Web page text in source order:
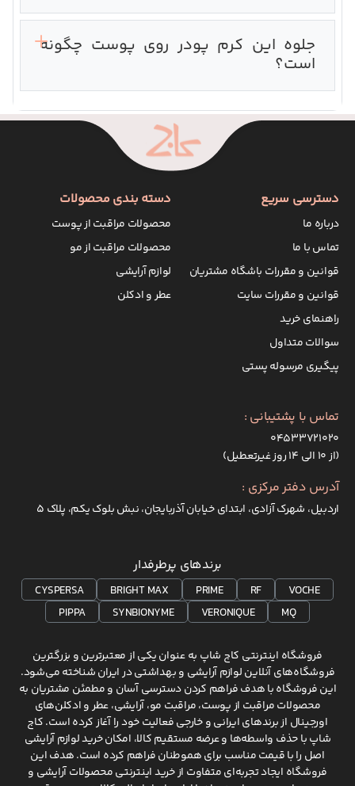
جلوه این کرم پودر روی پوست چگونه
است؟
دسترسی سریع
درباره ما
تماس با ما
قوانین و مقررات باشگاه مشتریان
قوانین و مقررات سایت
راهنمای خرید
سوالات متداول
پیگیری مرسوله پستی
دسته بندی محصولات
محصولات مراقبت از پوست
محصولات مراقبت از مو
لوازم آرایشی
عطر و ادکلن
تماس با پشتیبانی :
۰۴۵۳۳۷۲۱۰۲۰
(از ۱۰ الی ۱۴ روز غیرتعطیل)
آدرس دفتر مرکزی :
اردبیل، شهرک آزادی، ابتدای خیابان آذربایجان، نبش بلوک یکم، پلاک 5
برندهای پرطرفدار
VOCHE
RF
PRIME
BRIGHT MAX
CYSPERSA
MQ
VERONIQUE
SYNBIONYME
PIPPA
فروشگاه اینترنتی کاج شاپ به عنوان یکی از معتبرترین و بزرگترین
فروشگاه‌های آنلاین لوازم آرایشی و بهداشتی در ایران شناخته می‌شود.
این فروشگاه با هدف فراهم کردن دسترسی آسان و مطمئن مشتریان به
محصولات مراقبت از پوست، مراقبت مو، آرایشی، عطر و ادکلن‌های
اورجینال از برندهای ایرانی و خارجی فعالیت خود را آغاز کرده است. کاج
شاپ با حذف واسطه‌ها و عرضه مستقیم کالا، امکان خرید لوازم آرایشی
اصل را با قیمت مناسب برای هموطنان فراهم کرده است. هدف این
فروشگاه ایجاد تجربه‌ای متفاوت از خرید اینترنتی محصولات آرایشی و